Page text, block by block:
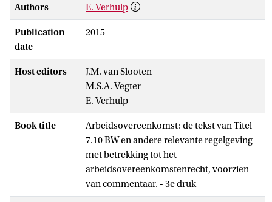
Authors E. Verhulp
Publication
date
2015
Host editors
J.M. van Slooten
M.S.A. Vegter
E. Verhulp
Book title
Arbeidsovereenkomst: de tekst van Titel
7.10 BW en andere relevante regelgeving
met betrekking tot het
arbeidsovereenkomstenrecht, voorzien
van commentaar. - 3e druk